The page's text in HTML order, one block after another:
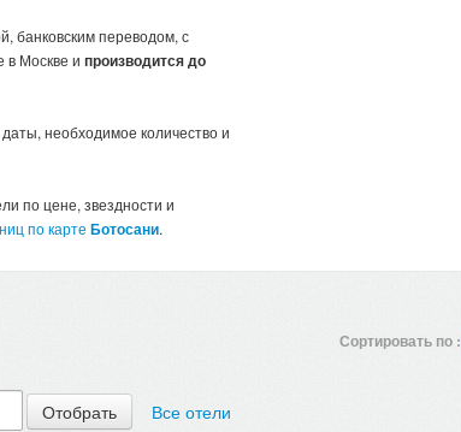
банковским переводом, с
Москве и производится до
необходимое количество и
по цене, звездности и
по карте Ботосани.
Сортировать по :
Все отели